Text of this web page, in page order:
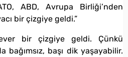
ABD, Avrupa Birliği’nden
bir çizgiye geldi.”
bir çizgiye geldi. Çünkü
bağımsız, başı dik yaşayabilir.